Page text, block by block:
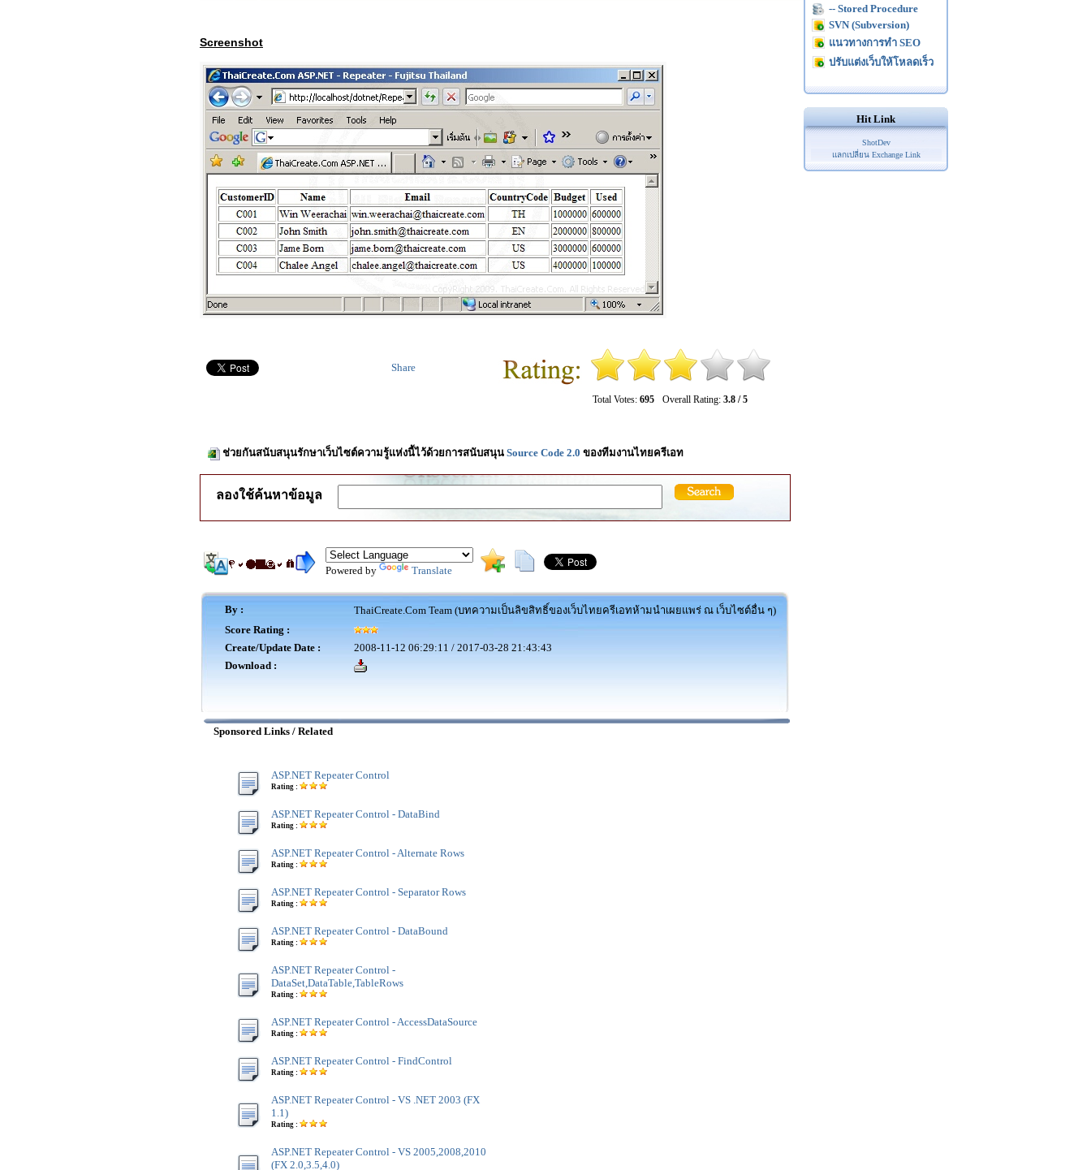
Screenshot
Total Votes: 695 Overall Rating: 3.8 / 5
Share
ช่วยกันสนับสนุนรักษาเว็บไซต์ความรู้แห่งนี้ไว้ด้วยการสนับสนุน Source Code 2.0 ของทีมงานไทยครีเอท
ลองใช้ค้นหาข้อมูล
Powered by Translate
By :
ThaiCreate.Com Team (บทความเป็นลิขสิทธิ์ของเว็บไทยครีเอทห้ามนำเผยแพร่ ณ เว็บไซต์อื่น ๆ)
Score Rating :
Create/Update Date :
2008-11-12 06:29:11 / 2017-03-28 21:43:43
Download :
Sponsored Links / Related
ASP.NET Repeater Control
Rating :
ASP.NET Repeater Control - DataBind
Rating :
ASP.NET Repeater Control - Alternate Rows
Rating :
ASP.NET Repeater Control - Separator Rows
Rating :
ASP.NET Repeater Control - DataBound
Rating :
ASP.NET Repeater Control -
DataSet,DataTable,TableRows
Rating :
ASP.NET Repeater Control - AccessDataSource
Rating :
ASP.NET Repeater Control - FindControl
Rating :
ASP.NET Repeater Control - VS .NET 2003 (FX
1.1)
Rating :
ASP.NET Repeater Control - VS 2005,2008,2010
(FX 2.0,3.5,4.0)
-- Stored Procedure
SVN (Subversion)
แนวทางการทำ SEO
ปรับแต่งเว็บให้โหลดเร็ว
Hit Link
ShotDev
แลกเปลี่ยน Exchange Link